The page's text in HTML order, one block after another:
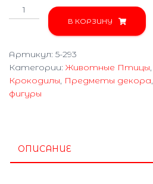
Количество
товара
5-
293
В КОРЗИНУ
Артикул: 5-293
Категории: Животные Птицы,
Крокодилы, Предметы декора,
фигуры
ОПИСАНИЕ